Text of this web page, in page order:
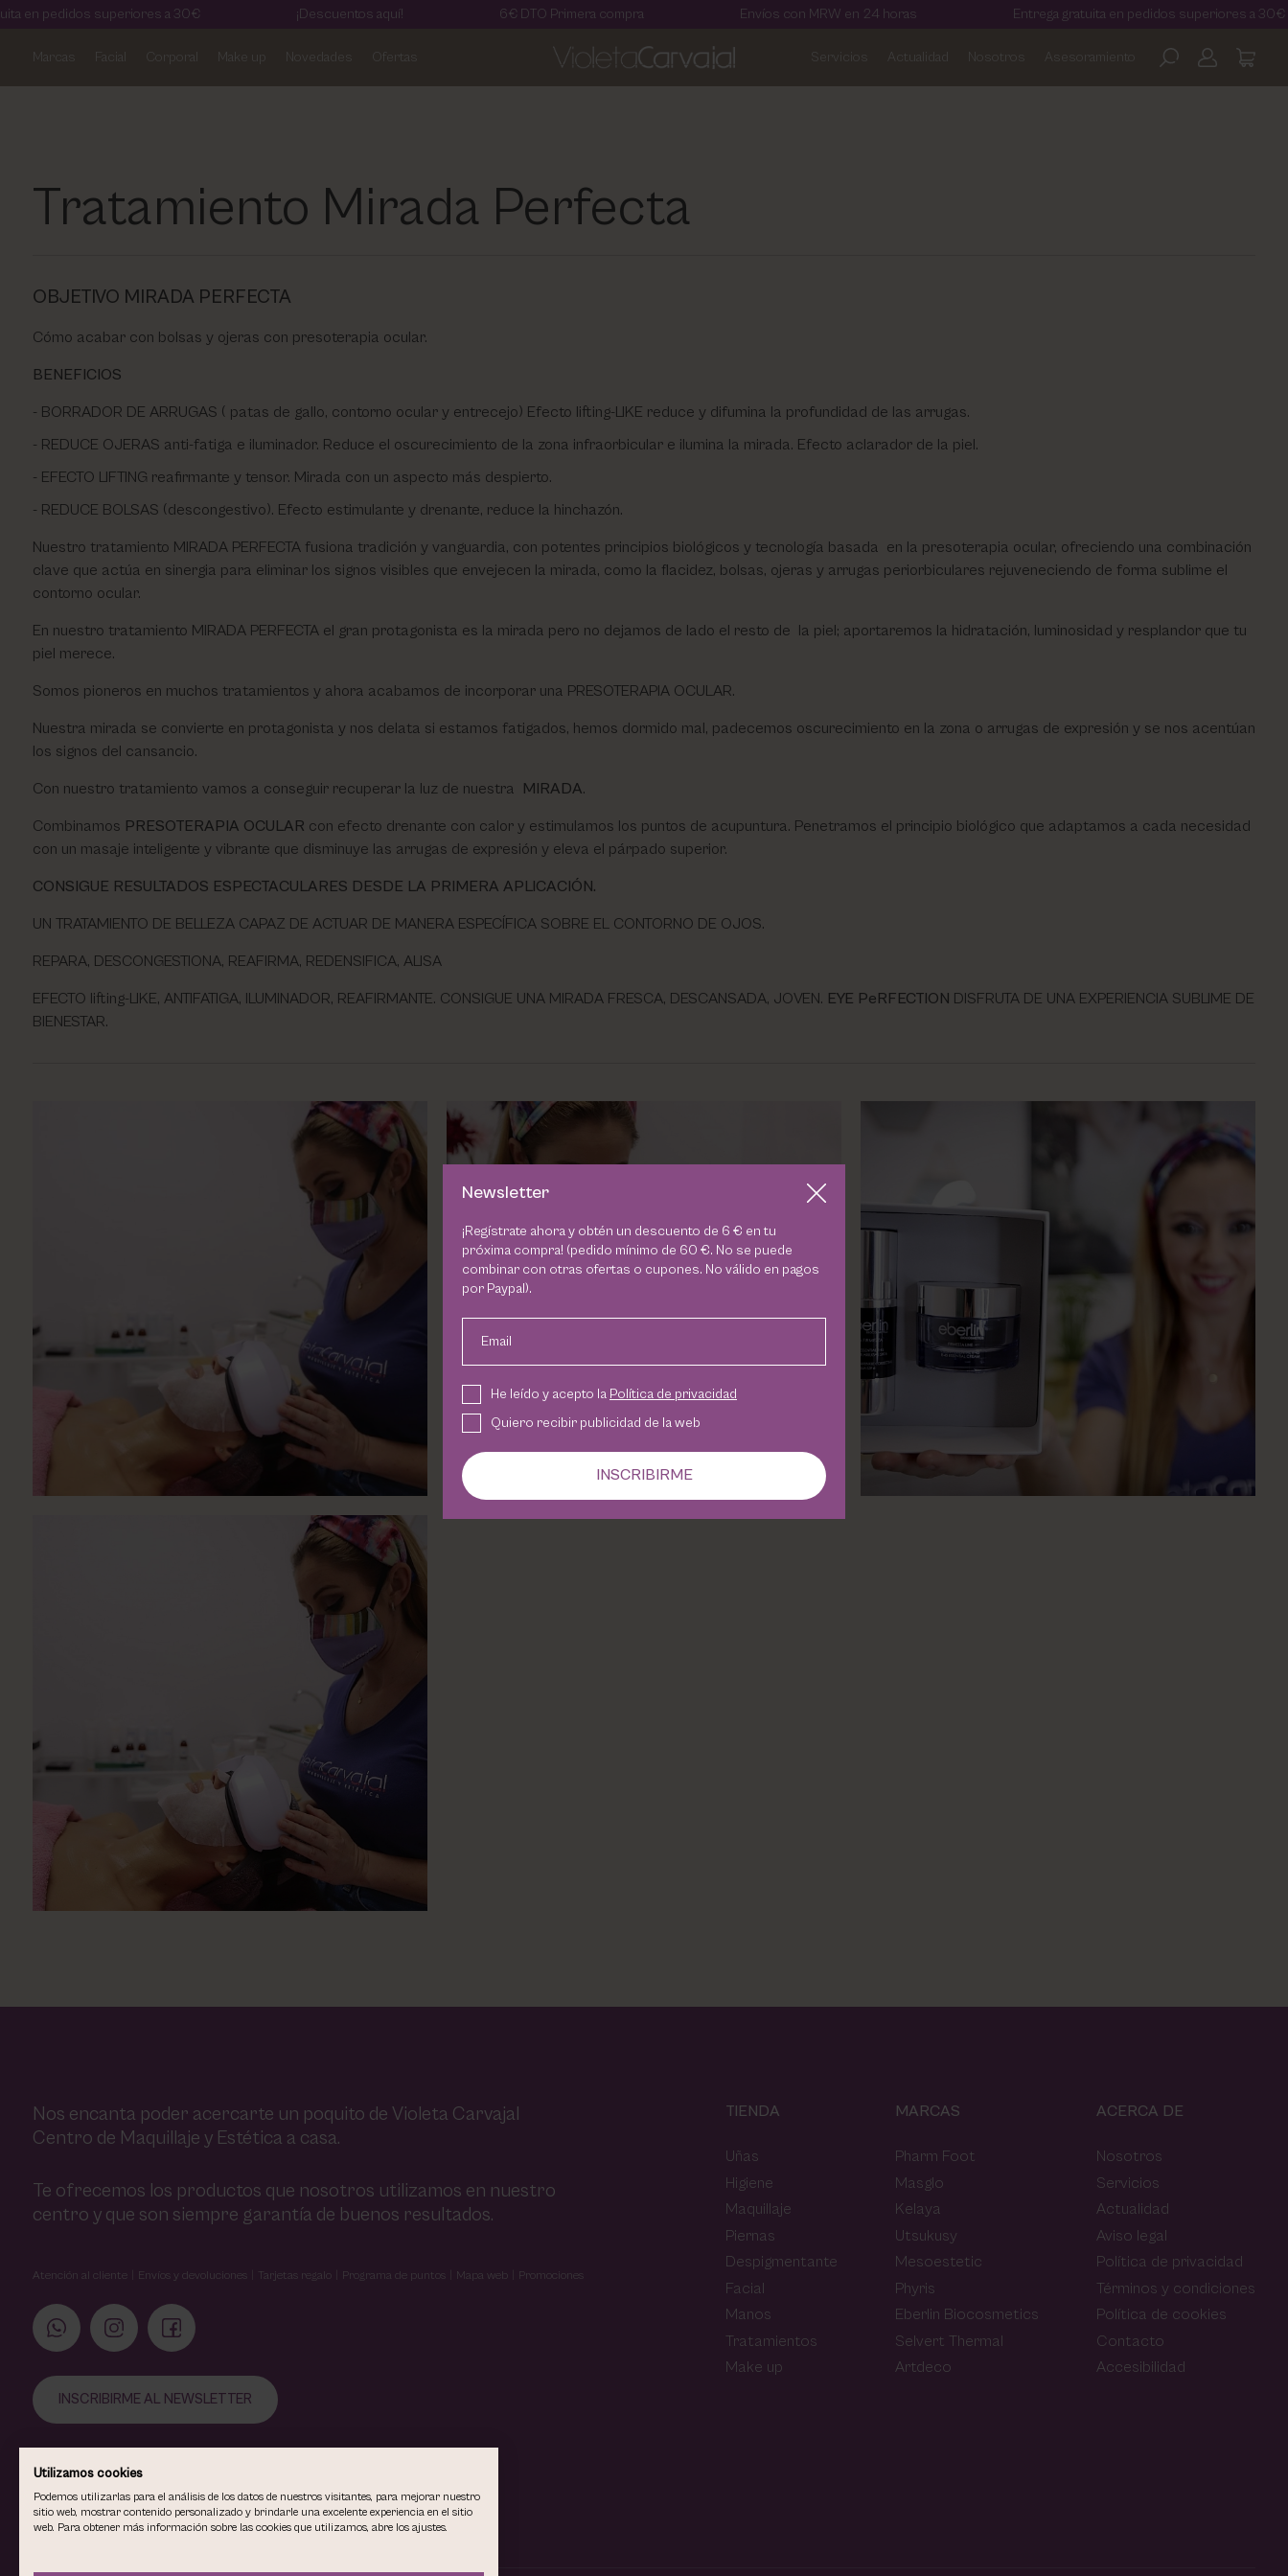
superiores a 30€ ¡Descuentos aquí! 6€ DTO Primera compra Envíos con MRW en 24 horas Entrega gratuita en pedidos superiores a 30€
Marcas Facial Corporal Make up Novedades Ofertas Servicios Actualidad Nosotros Asesoramiento
Tratamiento Mirada Perfecta
OBJETIVO MIRADA PERFECTA
Cómo acabar con bolsas y ojeras con presoterapia ocular.
BENEFICIOS
BORRADOR DE ARRUGAS ( patas de gallo, contorno ocular y entrecejo) Efecto lifting-LIKE reduce y difumina la profundidad de las arrugas.
REDUCE OJERAS anti-fatiga e iluminador. Reduce el oscurecimiento de la zona infraorbicular e ilumina la mirada. Efecto aclarador de la piel.
EFECTO LIFTING reafirmante y tensor. Mirada con un aspecto más despierto.
REDUCE BOLSAS (descongestivo). Efecto estimulante y drenante, reduce la hinchazón.
Nuestro tratamiento MIRADA PERFECTA fusiona tradición y vanguardia, con potentes principios biológicos y tecnología basada en la presoterapia ocular, ofreciendo una combinación
clave que actúa en sinergia para eliminar los signos visibles que envejecen la mirada, como la flacidez, bolsas, ojeras y arrugas periorbiculares rejuveneciendo de forma sublime el
contorno ocular.
En nuestro tratamiento MIRADA PERFECTA el gran protagonista es la mirada pero no dejamos de lado el resto de la piel; aportaremos la hidratación, luminosidad y resplandor que tu
piel merece.
Somos pioneros en muchos tratamientos y ahora acabamos de incorporar una PRESOTERAPIA OCULAR.
Nuestra mirada se convierte en protagonista y nos delata si estamos fatigados, hemos dormido mal, padecemos oscurecimiento en la zona o arrugas de expresión y se nos acentúan
los signos del cansancio.
Con nuestro tratamiento vamos a conseguir recuperar la luz de nuestra MIRADA.
Combinamos PRESOTERAPIA OCULAR con efecto drenante con calor y estimulamos los puntos de acupuntura. Penetramos el principio biológico que adaptamos a cada necesidad
con un masaje inteligente y vibrante que disminuye las arrugas de expresión y eleva el párpado superior.
CONSIGUE RESULTADOS ESPECTACULARES DESDE LA PRIMERA APLICACIÓN.
UN TRATAMIENTO DE BELLEZA CAPAZ DE ACTUAR DE MANERA ESPECÍFICA SOBRE EL CONTORNO DE OJOS.
REPARA, DESCONGESTIONA, REAFIRMA, REDENSIFICA, ALISA
EFECTO lifting-LIKE, ANTIFATIGA, ILUMINADOR, REAFIRMANTE. CONSIGUE UNA MIRADA FRESCA, DESCANSADA, JOVEN. EYE PeRFECTION DISFRUTA DE UNA EXPERIENCIA SUBLIME DE
BIENESTAR.
Nos encanta poder acercarte un poquito de Violeta Carvajal
Centro de Maquillaje y Estética a casa.
Te ofrecemos los productos que nosotros utilizamos en nuestro
centro y que son siempre garantía de buenos resultados.
Atención al cliente Envíos y devoluciones Tarjetas regalo Programa de puntos Mapa web Promociones
INSCRIBIRME AL NEWSLETTER
TIENDA
Uñas
Higiene
Maquillaje
Piernas
Despigmentante
Facial
Manos
Tratamientos
Make up
MARCAS
Pharm Foot
Masglo
Kelaya
Utsukusy
Mesoestetic
Phyris
Eberlin Biocosmetics
Selvert Thermal
Artdeco
ACERCA DE
Nosotros
Servicios
Actualidad
Aviso legal
Política de privacidad
Términos y condiciones
Política de cookies
Contacto
Accesibilidad
Newsletter
¡Regístrate ahora y obtén un descuento de 6 € en tu
próxima compra! (pedido mínimo de 60 €. No se puede
combinar con otras ofertas o cupones. No válido en pagos
por Paypal).
Email
He leído y acepto la Política de privacidad
Quiero recibir publicidad de la web
INSCRIBIRME
Phyris
Victoria Vynn
Política de cookies
Utilizamos cookies
Podemos utilizarlas para el análisis de los datos de nuestros visitantes, para mejorar nuestro
sitio web, mostrar contenido personalizado y brindarle una excelente experiencia en el sitio
web. Para obtener más información sobre las cookies que utilizamos, abre los ajustes.